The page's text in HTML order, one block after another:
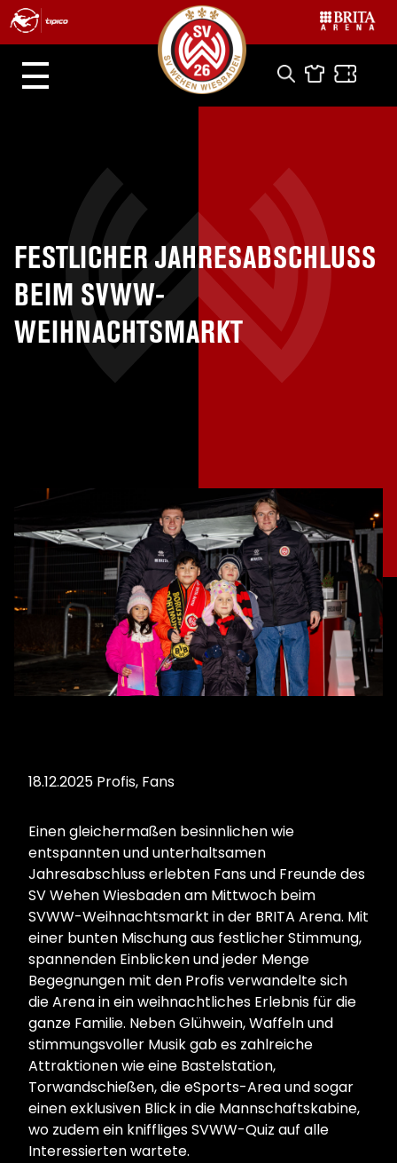
FESTLICHER JAHRESABSCHLUSS
BEIM SVWW-
WEIHNACHTSMARKT
18.12.2025 Profis, Fans
Einen gleichermaßen besinnlichen wie
entspannten und unterhaltsamen
Jahresabschluss erlebten Fans und Freunde des
SV Wehen Wiesbaden am Mittwoch beim
SVWW-Weihnachtsmarkt in der BRITA Arena. Mit
einer bunten Mischung aus festlicher Stimmung,
spannenden Einblicken und jeder Menge
Begegnungen mit den Profis verwandelte sich
die Arena in ein weihnachtliches Erlebnis für die
ganze Familie. Neben Glühwein, Waffeln und
stimmungsvoller Musik gab es zahlreiche
Attraktionen wie eine Bastelstation,
Torwandschießen, die eSports-Area und sogar
einen exklusiven Blick in die Mannschaftskabine,
wo zudem ein kniffliges SVWW-Quiz auf alle
Interessierten wartete.